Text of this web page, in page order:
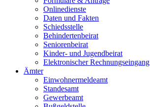
Onlinedienste
Daten und Fakten
Schiedsstelle
Behindertenbeirat
Seniorenbeirat
Kinder- und Jugendbeirat
Elektronischer Rechnungseingang
Ämter
Einwohnermeldeamt
Standesamt
Gewerbeamt